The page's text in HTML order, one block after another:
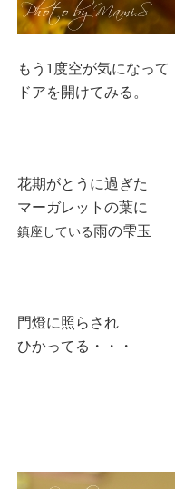
もう1度空が気になって
ドアを開けてみる。
花期がとうに過ぎた
マーガレットの葉に
鎮座している雨の雫玉
門燈に照らされ
ひかってる・・・